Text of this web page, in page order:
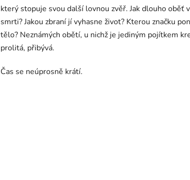
který stopuje svou další lovnou zvěř. Jak dlouho oběť
smrti? Jakou zbraní jí vyhasne život? Kterou značku
tělo? Neznámých obětí, u nichž je jediným pojítkem
prolitá, přibývá.
Čas se neúprosně krátí.